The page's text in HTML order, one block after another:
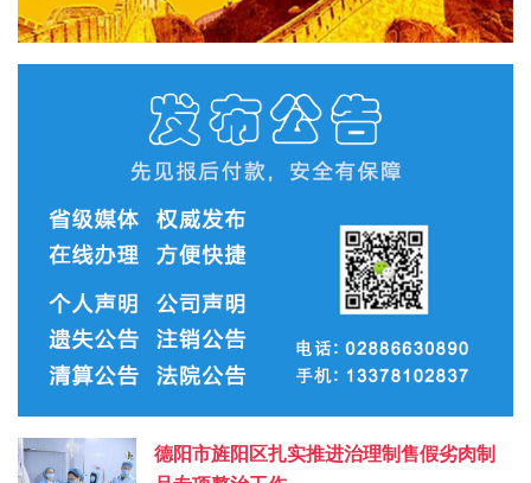
德阳市旌阳区扎实推进治理制售假劣肉制